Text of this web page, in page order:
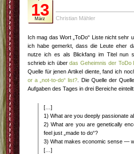
13
März Christian Mähler
Ich mag das Wort „ToDo“ Liste nicht sehr
ich habe gemerkt, dass die Leute eher
nutze ich es als Blickfang im Titel nun
schrieb ich überdas Geheimnis der ToDo
Quelle für jenen Artikel diente, fand ich
or a „not-to-do“ list?. Die Quelle der
Aufgaben des Tages in drei Bereiche einteilt:
[…]
1) What are you deeply passionate
2) What are you are genetically
feel just „made to do“?
3) What makes economic sense —
[…]